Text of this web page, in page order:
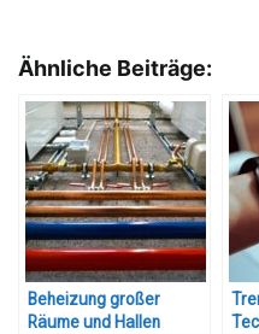
Ähnliche Beiträge:
Beheizung großer
Räume und Hallen